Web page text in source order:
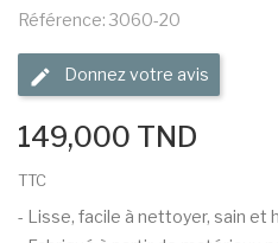
Référence: 3060-20
Donnez votre avis
149,000 TND
TTC
- Lisse, facile à nettoyer, sain et